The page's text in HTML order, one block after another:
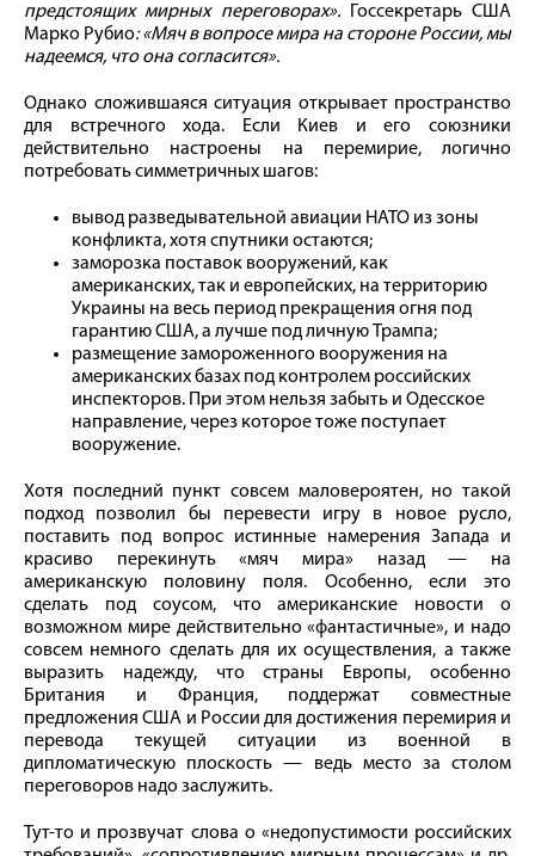
предстоящих мирных переговорах».
Госсекретарь США
Марко Рубио:«Мяч в вопросе мира на стороне России, мы
надеемся, что она согласится».
Однако сложившаяся ситуация открывает пространство
для встречного хода. Если Киев и его союзники
действительно настроены на перемирие, логично
потребовать симметричных шагов:
вывод разведывательной авиации НАТО из зоны
конфликта, хотя спутники остаются;
заморозка поставок вооружений, как
американских, так и европейских, на территорию
Украины на весь период прекращения огня под
гарантию США, а лучше под личную Трампа;
размещение замороженного вооружения на
американских базах под контролем российских
инспекторов. При этом нельзя забыть и Одесское
направление, через которое тоже поступает
вооружение.
Хотя последний пункт совсем маловероятен, но такой
подход позволил бы перевести игру в новое русло,
поставить под вопрос истинные намерения Запада и
красиво перекинуть «мяч мира» назад — на
американскую половину поля. Особенно, если это
сделать под соусом, что американские новости о
возможном мире действительно «фантастичные», и надо
совсем немного сделать для их осуществления, а также
выразить надежду, что страны Европы, особенно
Британия и Франция, поддержат совместные
предложения США и России для достижения перемирия и
перевода текущей ситуации из военной в
дипломатическую плоскость — ведь место за столом
переговоров надо заслужить.
Тут-то и прозвучат слова о «недопустимости российских